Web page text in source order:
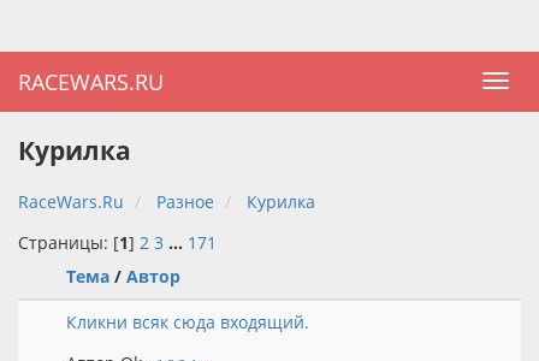
RACEWARS.RU
Курилка
RaceWars.Ru Разное
Курилка
Страницы: [1] 2 3 ... 171
Тема / Автор
Кликни всяк сюда входящий.